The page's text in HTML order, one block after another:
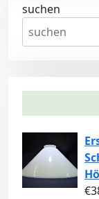
suchen
€